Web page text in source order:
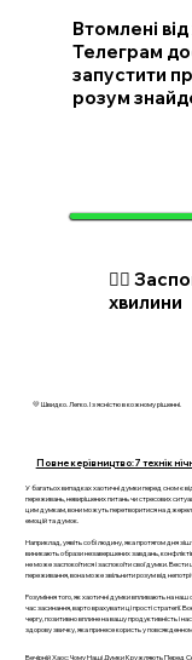
Втомлені
Телеграм
запустити
розум
🧘‍♂️
хвилини
💛 Швидко. Легко. І з ясністю в кожному рішенні.
Повне керівництво: 7 технік
У багатьох випадках хаотичні думки перед сном є
переживань, невирішених питань чи стресових
цим думкам, вони можуть перетворитися на
емоцій та думок.
Наприклад, уявіть собі людину, яка протягом дня
виникають образи незавершених завдань,
не може заспокоїтися і заспокоїти свої думки.
переживання, вона може звільнити розум від
Розуміння того, як хаотичні думки впливають на
час засинання, варто врахувати ці прості
чергу, позитивно вплине на вашу продуктивність і
здорову звичку, яка принесе користь у
Вечірній Хаос: Чому Наші Думки Кружляють Перед